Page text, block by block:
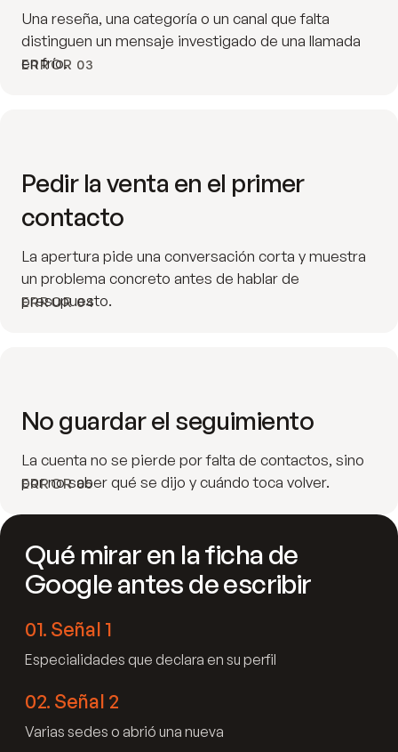
ERROR 03
Una reseña, una categoría o un canal que falta
distinguen un mensaje investigado de una llamada
en frío.
ERROR 04
Pedir la venta en el primer
contacto
La apertura pide una conversación corta y muestra
un problema concreto antes de hablar de
presupuesto.
ERROR 05
No guardar el seguimiento
La cuenta no se pierde por falta de contactos, sino
por no saber qué se dijo y cuándo toca volver.
Qué mirar en la ficha de
Google antes de escribir
01. Señal 1
Especialidades que declara en su perfil
02. Señal 2
Varias sedes o abrió una nueva